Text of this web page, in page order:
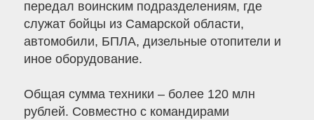
передал воинским подразделениям, где
служат бойцы из Самарской области,
автомобили, БПЛА, дизельные отопители и
иное оборудование.
Общая сумма техники – более 120 млн
рублей. Совместно с командирами